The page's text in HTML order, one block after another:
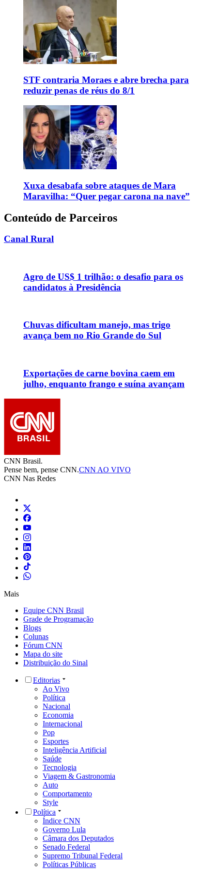
STF contraria Moraes e abre brecha para
reduzir penas de réus do 8/1
Xuxa desabafa sobre ataques de Mara
Maravilha: “Quer pegar carona na nave”
Conteúdo de Parceiros
Canal Rural
Agro de US$ 1 trilhão: o desafio para os
candidatos à Presidência
Chuvas dificultam manejo, mas trigo
avança bem no Rio Grande do Sul
Exportações de carne bovina caem em
julho, enquanto frango e suína avançam
CNN Brasil.
Pense bem, pense CNN.CNN AO VIVO
CNN Nas Redes
Mais
Equipe CNN Brasil
Grade de Programação
Blogs
Colunas
Fórum CNN
Mapa do site
Distribuição do Sinal
Editorias
Ao Vivo
Política
Nacional
Economia
Internacional
Pop
Esportes
Inteligência Artificial
Saúde
Tecnologia
Viagem & Gastronomia
Auto
Comportamento
Style
Política
Índice CNN
Governo Lula
Câmara dos Deputados
Senado Federal
Supremo Tribunal Federal
Políticas Públicas